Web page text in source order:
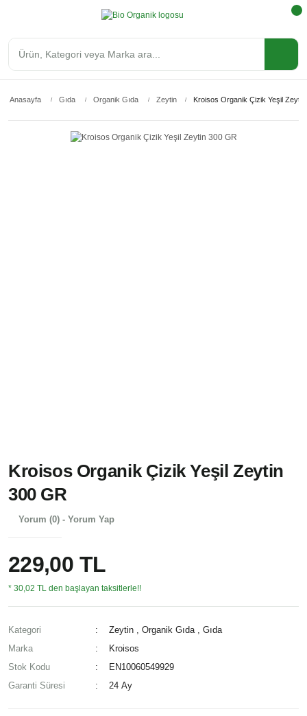
Anasayfa Gıda Organik Gıda Zeytin Kroisos Organik Çizik Yeşil
Kroisos Organik Çizik Yeşil Zeytin
300 GR
Yorum (0) - Yorum Yap
229,00 TL
* 30,02 TL den başlayan taksitlerle!!
Kategori Zeytin ,Organik Gıda ,Gıda
Marka
Kroisos
Stok Kodu
EN10060549929
Garanti Süresi
24 Ay